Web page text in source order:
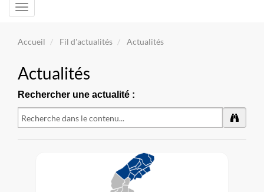
Toggle
navigation
Accueil Fil d'actualités Actualités
Actualités
Rechercher une actualité :